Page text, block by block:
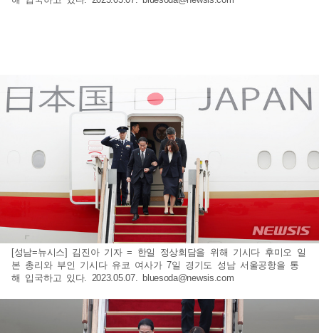
[성남=뉴시스] 김진아 기자 = 한일 정상회담을 위해 기시다 후미오 일
본 총리와 부인 기시다 유코 여사가 7일 경기도 성남 서울공항을 통
해 입국하고 있다. 2023.05.07. bluesoda@newsis.com